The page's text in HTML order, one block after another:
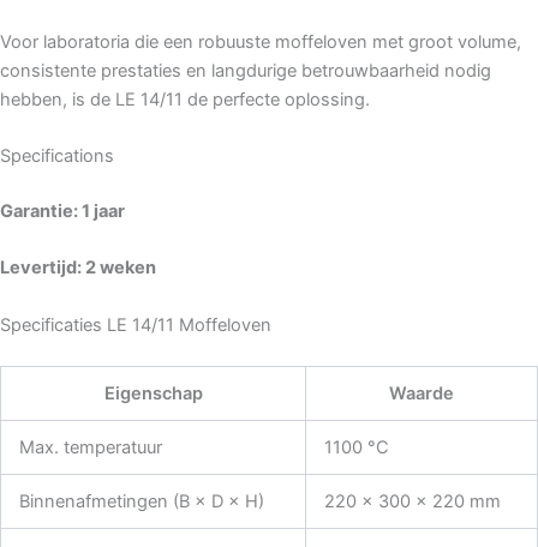
Voor laboratoria die een robuuste moffeloven met groot volume,
consistente prestaties en langdurige betrouwbaarheid nodig
hebben, is de LE 14/11 de perfecte oplossing.
Specifications
Garantie: 1 jaar
Levertijd: 2 weken
Specificaties LE 14/11 Moffeloven
Eigenschap Waarde
Max. temperatuur 1100 °C
Binnenafmetingen (B × D × H) 220 × 300 × 220 mm